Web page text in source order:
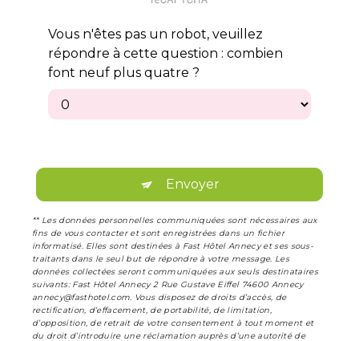
Vous n'êtes pas un robot, veuillez
répondre à cette question : combien
font neuf plus quatre ?
Envoyer
** Les données personnelles communiquées sont nécessaires aux
fins de vous contacter et sont enregistrées dans un fichier
informatisé. Elles sont destinées à Fast Hôtel Annecy et ses sous-
traitants dans le seul but de répondre à votre message. Les
données collectées seront communiquées aux seuls destinataires
suivants: Fast Hôtel Annecy 2 Rue Gustave Eiffel 74600 Annecy
annecy@fasthotel.com. Vous disposez de droits d’accès, de
rectification, d’effacement, de portabilité, de limitation,
d’opposition, de retrait de votre consentement à tout moment et
du droit d’introduire une réclamation auprès d’une autorité de